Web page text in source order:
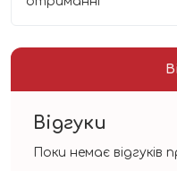
Відгуки
Поки немає